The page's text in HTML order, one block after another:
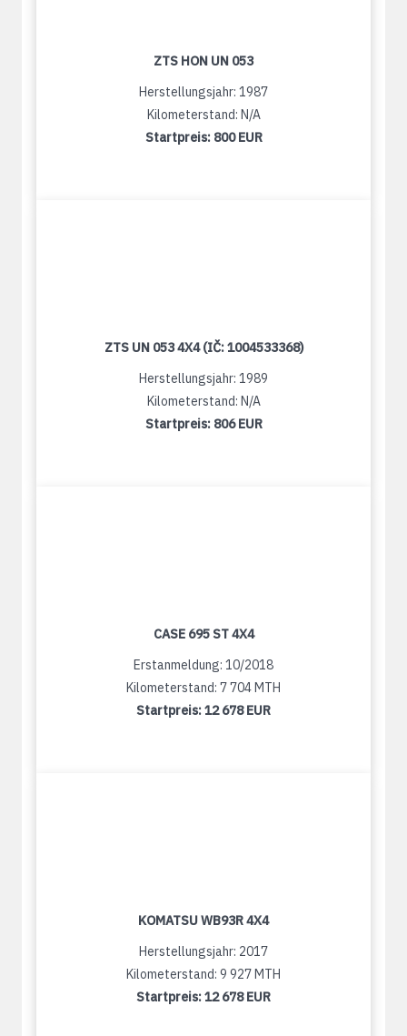
ZTS HON UN 053
Herstellungsjahr: 1987
Kilometerstand: N/A
Startpreis: 800 EUR
ZTS UN 053 4X4 (IČ: 1004533368)
Herstellungsjahr: 1989
Kilometerstand: N/A
Startpreis: 806 EUR
CASE 695 ST 4X4
Erstanmeldung: 10/2018
Kilometerstand: 7 704 MTH
Startpreis:12 678 EUR
KOMATSU WB93R 4X4
Herstellungsjahr: 2017
Kilometerstand: 9 927 MTH
Startpreis:12 678 EUR